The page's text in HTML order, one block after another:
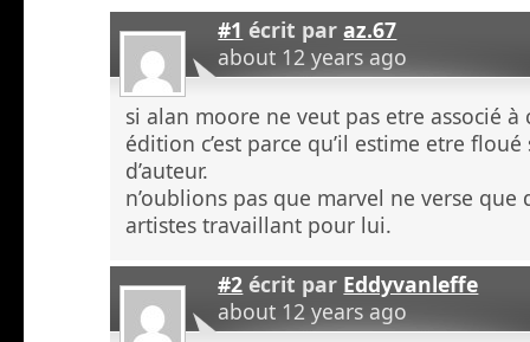
#1 écrit paraz.67
about 12 years ago
si alan moore ne veut pas etre associé
édition c’est parce qu’il estime etre
d’auteur.
n’oublions pas que marvel ne verse que
artistes travaillant pour lui.
#2 écrit par Eddyvanleffe
about 12 years ago